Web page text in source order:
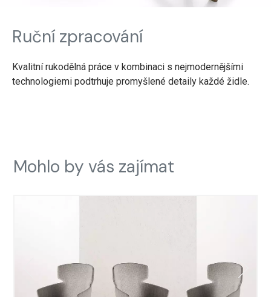
Ruční zpracování
Kvalitní rukodělná práce v kombinaci s nejmodernějšími
technologiemi podtrhuje promyšlené detaily každé židle.
Mohlo by vás zajímat